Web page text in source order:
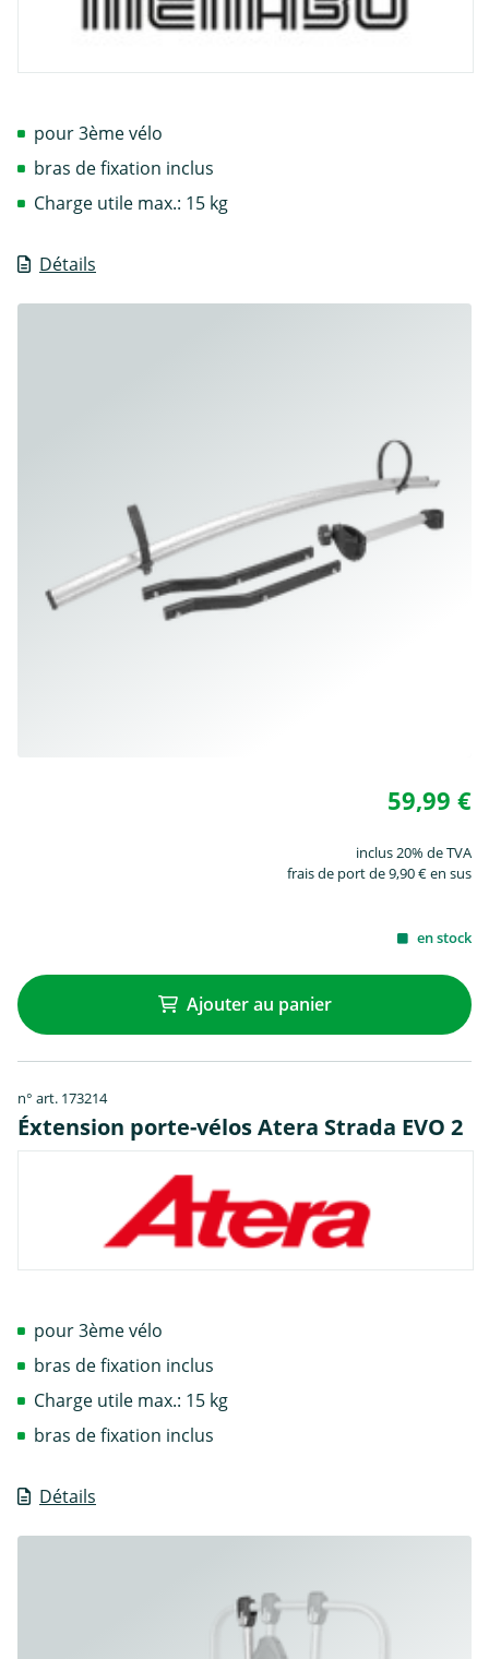
Détails
pour 3ème vélo
bras de fixation inclus
Charge utile max.: 15 kg
59,99 €
inclus 20% de TVA
frais de port de 9,90 € en sus
en stock
Ajouter au panier
n° art. 173214
Éxtension porte-vélos Atera Strada EVO 2
Détails
pour 3ème vélo
bras de fixation inclus
Charge utile max.: 15 kg
bras de fixation inclus